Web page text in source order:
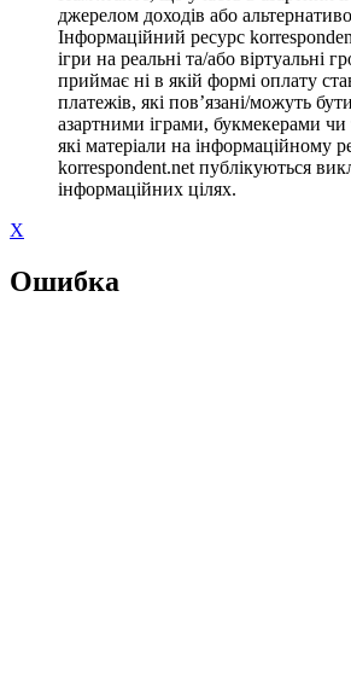
джерелом доходів або
Інформаційний ресурс
ігри на реальні та/або віртуальні
приймає ні в якій формі оплату
платежів, які пов’язані/можуть
азартними іграми, букмекерами чи
які матеріали на інформаційному
korrespondent.net публікуються
інформаційних цілях.
X
Ошибка